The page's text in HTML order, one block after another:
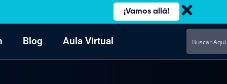
¡Vamos allá!
Blog Aula Virtual